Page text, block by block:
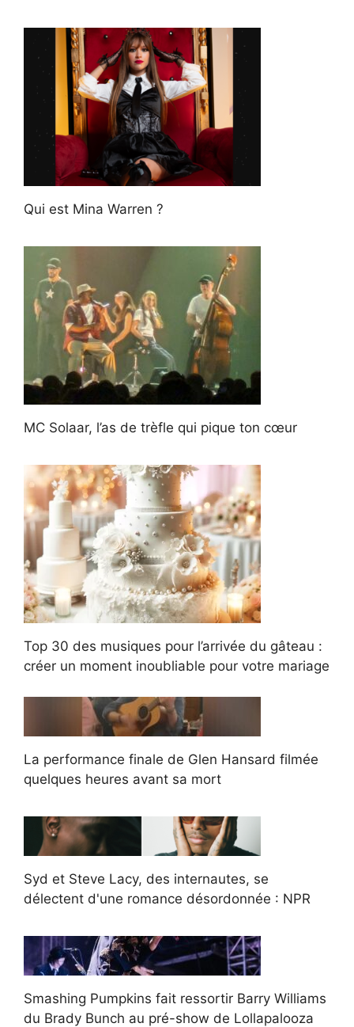
Qui est Mina Warren ?
MC Solaar, l’as de trèfle qui pique ton cœur
Top 30 des musiques pour l’arrivée du gâteau :
créer un moment inoubliable pour votre mariage
La performance finale de Glen Hansard filmée
quelques heures avant sa mort
Syd et Steve Lacy, des internautes, se
délectent d'une romance désordonnée : NPR
Smashing Pumpkins fait ressortir Barry Williams
du Brady Bunch au pré-show de Lollapalooza